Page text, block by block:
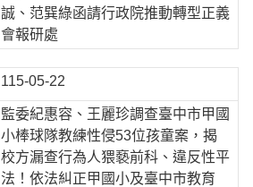
誠、范巽綠函請行政院推動轉型正義
會報研處
115-05-22
監委紀惠容、王麗珍調查臺中市甲國
小棒球隊教練性侵53位孩童案，揭
校方漏查行為人猥褻前科、違反性平
法！依法糾正甲國小及臺中市教育